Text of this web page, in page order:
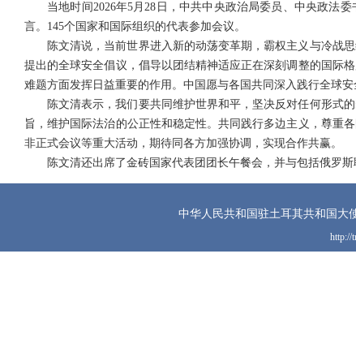
当地时间2026年5月28日，中共中央政治局委员、中央政法
言。145个国家和国际组织的代表参加会议。
陈文清说，当前世界进入新的动荡变革期，霸权主义与冷战
提出的全球安全倡议，倡导以团结精神适应正在深刻调整的国际
难题方面发挥日益重要的作用。中国愿与各国共同深入践行全球
陈文清表示，我们要共同维护世界和平，坚决反对任何形式
旨，维护国际法治的公正性和稳定性。共同践行多边主义，尊重
非正式会议等重大活动，期待同各方加强协调，实现合作共赢。
陈文清还出席了金砖国家代表团团长午餐会，并与包括俄罗
中华人民共和国驻土耳其共和国大
http://